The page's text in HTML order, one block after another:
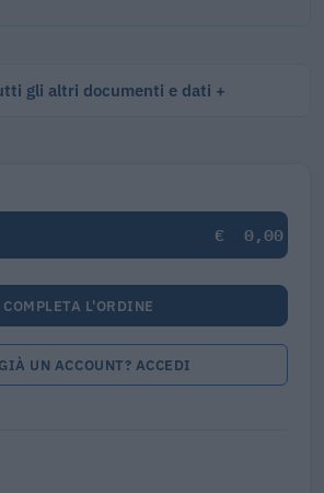
gli altri documenti e dati
€ 0,00
COMPLETA L'ORDINE
UN ACCOUNT? ACCEDI